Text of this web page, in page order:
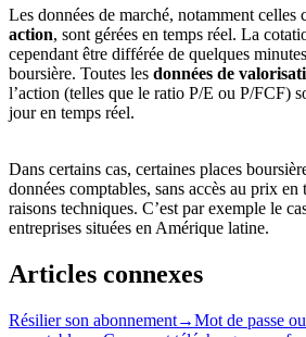
Les données de marché, notamment celles
action, sont gérées en temps réel. La
cependant être différée de quelques
boursière. Toutes les données de
l’action (telles que le ratio P/E ou P/FCF)
jour en temps réel.
Dans certains cas, certaines places
données comptables, sans accès au prix en
raisons techniques. C’est par exemple le
entreprises situées en Amérique latine.
Articles connexes
Résilier son abonnement→Mot de passe